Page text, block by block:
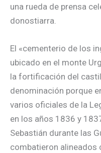
una rueda de prensa
donostiarra.
El «cementerio de los
ubicado en el monte
la fortificación del
denominación porque
varios oficiales de la
en los años 1836 y
Sebastián durante las
combatieron alineados